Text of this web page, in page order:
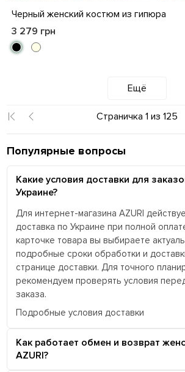
S M L XL
Черный женский костюм из гипюра
3 279 грн
Ещё
Страничка 1 из 125
Популярные вопросы
Какие условия доставки для
Украине?
Для интернет-магазина AZURI
доставка по Украине при полной
карточке товара вы выбираете
подробные сроки обработки и
странице доставки. Для точного
рекомендуем проверять условия
заказа.
Подробные условия доставки
Как работает обмен и возврат
AZURI?